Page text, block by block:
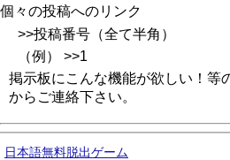
個々の投稿へのリンク
>>投稿番号（全て半角）
（例） >>1
掲示板にこんな機能が欲しい！等
からご連絡下さい。
日本語無料脱出ゲーム